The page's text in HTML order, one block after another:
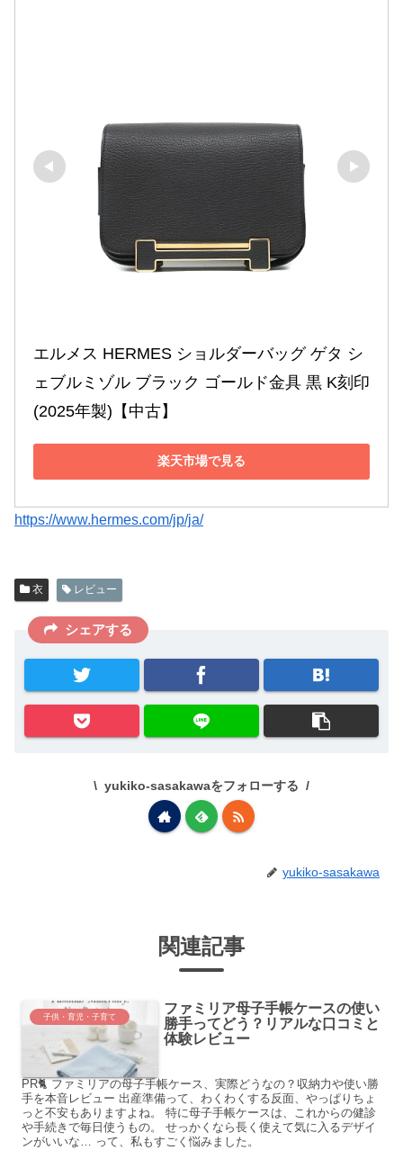
エルメス HERMES ショルダーバッグ ゲタ シ
ェブルミゾル ブラック ゴールド金具 黒 K刻印
(2025年製)【中古】
楽天市場で見る
https://www.hermes.com/jp/ja/
衣 レビュー
シェアする
yukiko-sasakawaをフォローする
yukiko-sasakawa
関連記事
子供・育児・子育て
ファミリア母子手帳ケースの使い
勝手ってどう？リアルな口コミと
体験レビュー
PR🐈 ファミリアの母子手帳ケース、実際どうなの？収納力や使い勝
手を本音レビュー 出産準備って、わくわくする反面、やっぱりちょ
っと不安もありますよね。 特に母子手帳ケースは、これからの健診
や手続きで毎日使うもの。 せっかくなら長く使えて気に入るデザイ
ンがいいな… って、私もすごく悩みました。